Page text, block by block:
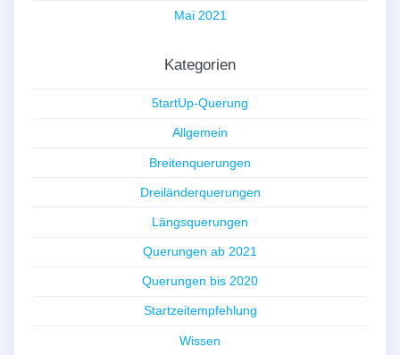
Mai 2021
Kategorien
5tartUp-Querung
Allgemein
Breitenquerungen
Dreiländerquerungen
Längsquerungen
Querungen ab 2021
Querungen bis 2020
Startzeitempfehlung
Wissen